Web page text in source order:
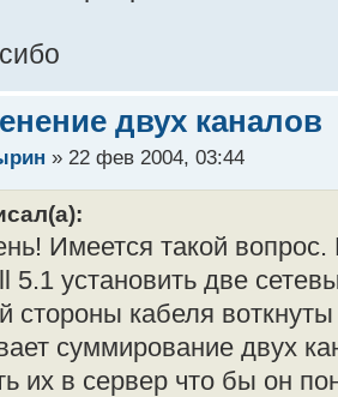
двух каналов
» 22 фев 2004, 03:44
Имеется такой
5.1 установить две
стороны кабеля
суммирование двух
их в сервер что бы он